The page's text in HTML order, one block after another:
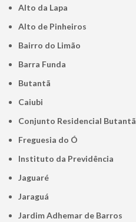
Alto da Lapa
Alto de Pinheiros
Bairro do Limão
Barra Funda
Butantã
Caiubi
Conjunto Residencial Butantã
Freguesia do Ó
Instituto da Previdência
Jaguaré
Jaraguá
Jardim Adhemar de Barros